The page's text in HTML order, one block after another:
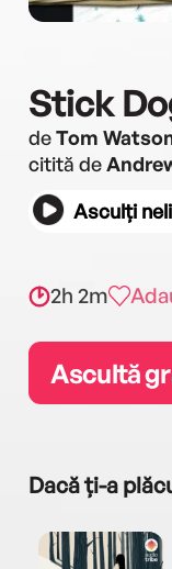
Stick
deTom
citită de
Asculți
2h 2m
Ascultă
Dacă ți-a